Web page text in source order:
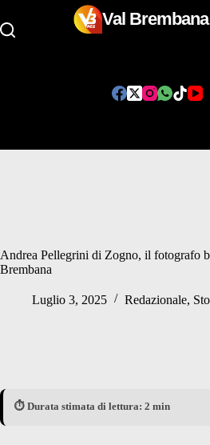
Val Brembana
Andrea Pellegrini di Zogno, il fotografo
Brembana
Luglio 3, 2025 Redazionale,
⏱️ Durata stimata di lettura: 2 min